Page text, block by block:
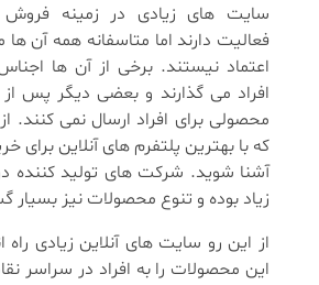
سایت های زیادی در زمینه
فعالیت دارند اما متاسفانه همه آن ها
اعتماد نیستند. برخی از آن ها
افراد می گذارند و بعضی دیگر پس
محصولی برای افراد ارسال نمی کنند.
که با بهترین پلتفرم های آنلاین برای
آشنا شوید. شرکت های تولید کننده
زیاد بوده و تنوع محصولات نیز
از این رو سایت های آنلاین زیادی راه
این محصولات را به افراد در سراسر